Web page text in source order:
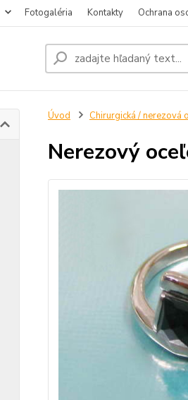
Fotogaléria Kontakty Ochrana
Úvod Chirurgická / nerezová
Nerezový